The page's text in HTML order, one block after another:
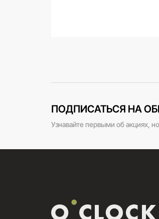
ПОДПИСАТЬСЯ НА
Узнавайте первыми об акциях,